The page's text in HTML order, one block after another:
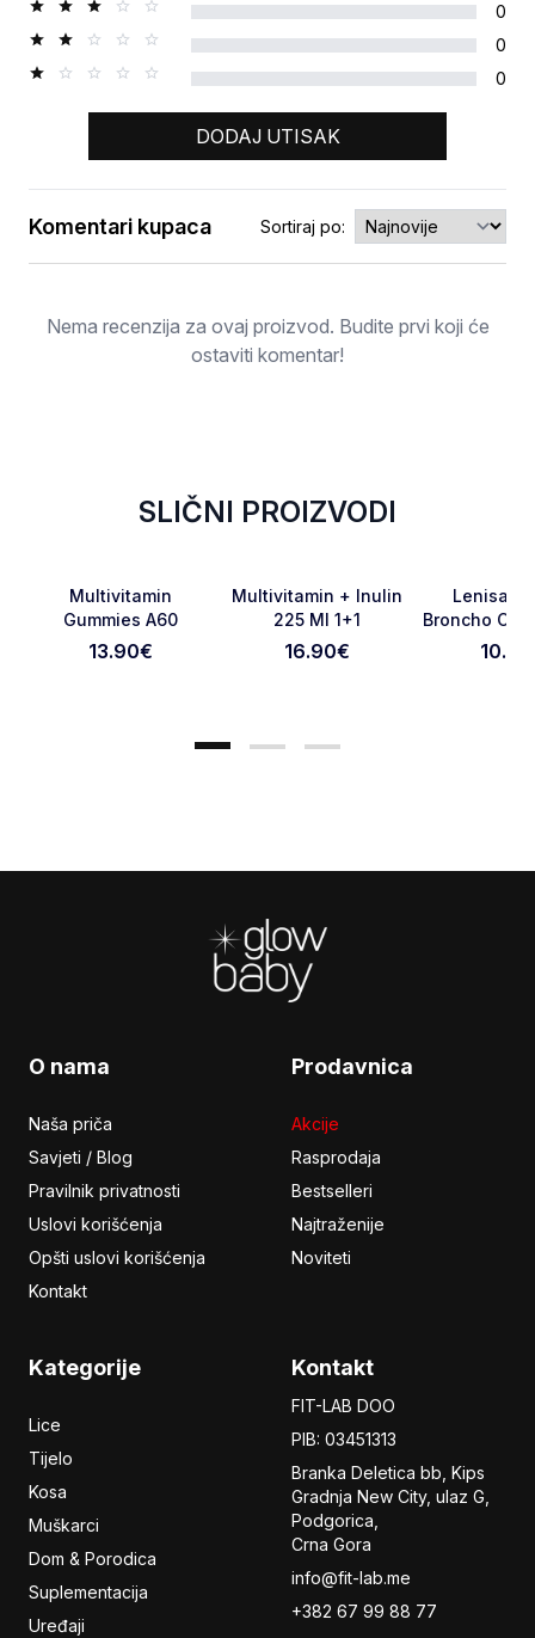
0
0
0
DODAJ UTISAK
Ocjena
Otkaži pregled Pošaljite pregled
Komentari kupaca Sortiraj po:
Nema recenzija za ovaj proizvod. Budite prvi koji će
ostaviti komentar!
SLIČNI PROIZVODI
Favorite
Multivitamin
Gummies A60
13.90€
Favorite
Multivitamin + Inulin
225 Ml 1+1
16.90€
Lenisal
Broncho
10.90
O nama
Naša priča
Savjeti / Blog
Pravilnik privatnosti
Uslovi korišćenja
Opšti uslovi korišćenja
Kontakt
Prodavnica
Akcije
Rasprodaja
Bestselleri
Najtraženije
Noviteti
Kategorije
Lice
Tijelo
Kosa
Muškarci
Dom & Porodica
Suplementacija
Uređaji
Kontakt
FIT-LAB DOO
PIB: 03451313
Branka Deletica bb, Kips
Gradnja New City, ulaz G,
Podgorica,
Crna Gora
info@fit-lab.me
+382 67 99 88 77